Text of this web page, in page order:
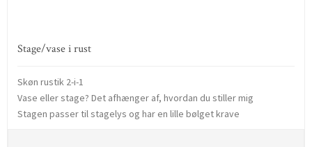
Stage/vase i rust
Skøn rustik 2-i-1
Vase eller stage? Det afhænger af, hvordan du stiller mig
Stagen passer til stagelys og har en lille bølget krave